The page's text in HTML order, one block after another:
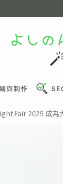
頁制作
2025 成為